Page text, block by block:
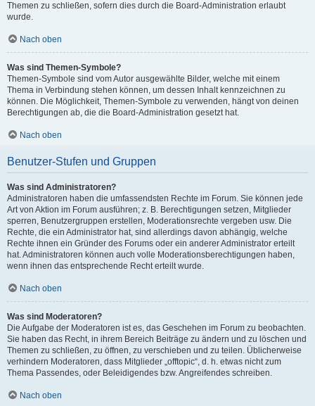
Themen zu schließen, sofern dies durch die Board-Administration erlaubt
wurde.
Nach oben
Was sind Themen-Symbole?
Themen-Symbole sind vom Autor ausgewählte Bilder, welche mit einem
Thema in Verbindung stehen können, um dessen Inhalt kennzeichnen zu
können. Die Möglichkeit, Themen-Symbole zu verwenden, hängt von deinen
Berechtigungen ab, die die Board-Administration gesetzt hat.
Nach oben
Benutzer-Stufen und Gruppen
Was sind Administratoren?
Administratoren haben die umfassendsten Rechte im Forum. Sie können jede
Art von Aktion im Forum ausführen; z. B. Berechtigungen setzen, Mitglieder
sperren, Benutzergruppen erstellen, Moderationsrechte vergeben usw. Die
Rechte, die ein Administrator hat, sind allerdings davon abhängig, welche
Rechte ihnen ein Gründer des Forums oder ein anderer Administrator erteilt
hat. Administratoren können auch volle Moderationsberechtigungen haben,
wenn ihnen das entsprechende Recht erteilt wurde.
Nach oben
Was sind Moderatoren?
Die Aufgabe der Moderatoren ist es, das Geschehen im Forum zu beobachten.
Sie haben das Recht, in ihrem Bereich Beiträge zu ändern und zu löschen und
Themen zu schließen, zu öffnen, zu verschieben und zu teilen. Üblicherweise
verhindern Moderatoren, dass Mitglieder „offtopic“, d. h. etwas nicht zum
Thema Passendes, oder Beleidigendes bzw. Angreifendes schreiben.
Nach oben